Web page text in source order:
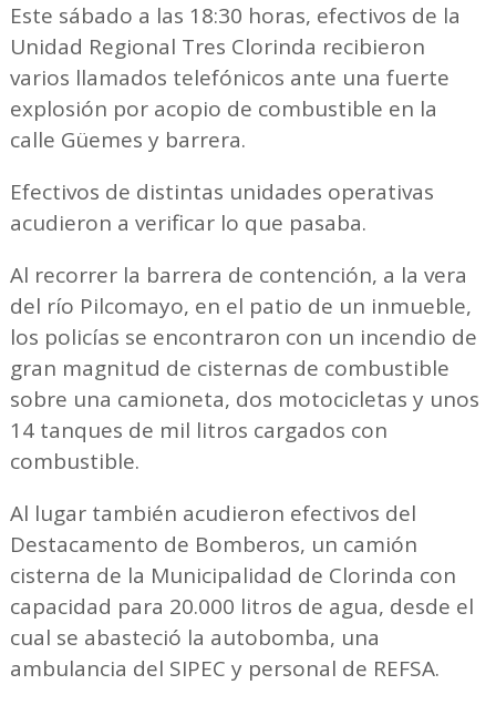
Este sábado a las 18:30 horas, efectivos de la
Unidad Regional Tres Clorinda recibieron
varios llamados telefónicos ante una fuerte
explosión por acopio de combustible en la
calle Güemes y barrera.
Efectivos de distintas unidades operativas
acudieron a verificar lo que pasaba.
Al recorrer la barrera de contención, a la vera
del río Pilcomayo, en el patio de un inmueble,
los policías se encontraron con un incendio de
gran magnitud de cisternas de combustible
sobre una camioneta, dos motocicletas y unos
14 tanques de mil litros cargados con
combustible.
Al lugar también acudieron efectivos del
Destacamento de Bomberos, un camión
cisterna de la Municipalidad de Clorinda con
capacidad para 20.000 litros de agua, desde el
cual se abasteció la autobomba, una
ambulancia del SIPEC y personal de REFSA.